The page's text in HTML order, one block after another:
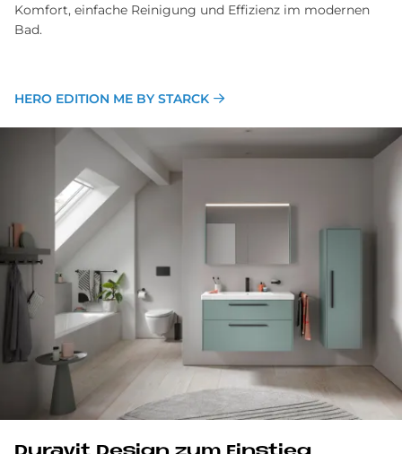
Komfort, einfache Reinigung und Effizienz im modernen
Bad.
HERO EDITION ME BY STARCK